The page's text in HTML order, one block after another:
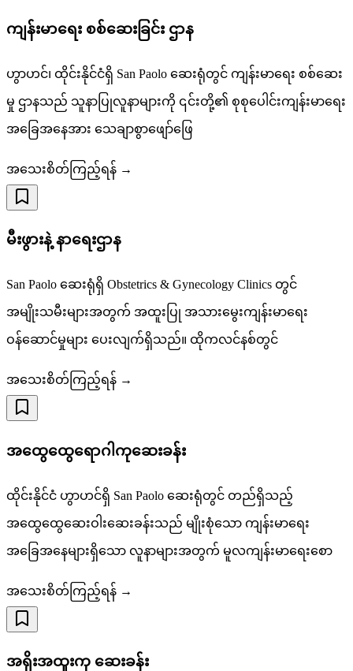
ကျန်းမာရေး စစ်ဆေးခြင်း ဌာန
ဟွာဟင်၊ ထိုင်းနိုင်ငံရှိ San Paolo ဆေးရုံတွင် ကျန်းမာရေး စစ်ဆေး
မှု ဌာနသည် သူနာပြုလူနာများကို ၎င်းတို့၏ စုစုပေါင်းကျန်းမာရေး
အခြေအနေအား သေချာစွာဖျော်ဖြေ
အသေးစိတ်ကြည့်ရန် →
မီးဖွားနဲ့ နာရေးဌာန
San Paolo ဆေးရုံရှိ Obstetrics & Gynecology Clinics တွင်
အမျိုးသမီးများအတွက် အထူးပြု အသားမွေးကျန်းမာရေး
ဝန်ဆောင်မှုများ ပေးလျက်ရှိသည်။ ထိုကလင်နစ်တွင်
အသေးစိတ်ကြည့်ရန် →
အထွေထွေရောဂါကုဆေးခန်း
ထိုင်းနိုင်ငံ ဟွာဟင်ရှိ San Paolo ဆေးရုံတွင် တည်ရှိသည့်
အထွေထွေဆေးဝါးဆေးခန်းသည် မျိုးစုံသော ကျန်းမာရေး
အခြေအနေများရှိသော လူနာများအတွက် မူလကျန်းမာရေးစော
အသေးစိတ်ကြည့်ရန် →
အရိုးအထူးကု ဆေးခန်း